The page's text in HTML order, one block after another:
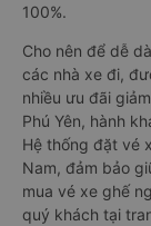
100%.
Cho nên để dễ
các nhà xe đi,
nhiều ưu đãi
Phú Yên, hành
Hệ thống đặt vé
Nam, đảm bảo
mua vé xe ghế
quý khách tại